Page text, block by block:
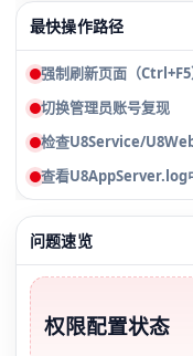
最快操作路径
强制刷新页面（Ctrl+F5
切换管理员账号复现
检查U8Service/
查看U8AppServer.log
问题速览
权限配置状态